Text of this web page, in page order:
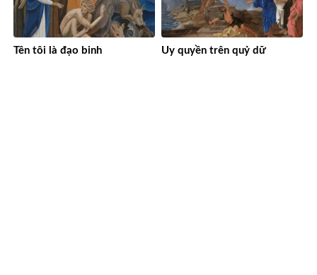
Tên tôi là đạo binh Uy quyền trên quỷ dữ